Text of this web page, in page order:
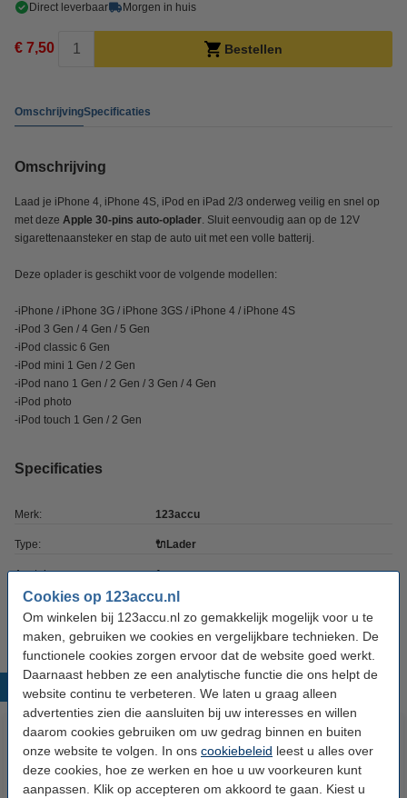
Cookies op 123accu.nl
Om winkelen bij 123accu.nl zo gemakkelijk mogelijk voor u te
maken, gebruiken we cookies en vergelijkbare technieken. De
functionele cookies zorgen ervoor dat de website goed werkt.
Daarnaast hebben ze een analytische functie die ons helpt de
website continu te verbeteren. We laten u graag alleen
advertenties zien die aansluiten bij uw interesses en willen
daarom cookies gebruiken om uw gedrag binnen en buiten
onze website te volgen. In ons cookiebeleid leest u alles over
deze cookies, hoe ze werken en hoe u uw voorkeuren kunt
aanpassen. Klik op accepteren om akkoord te gaan. Kiest u
Direct leverbaar Morgen in huis
€ 7,50 Bestellen
OmschrijvingSpecificaties
Omschrijving
Laad je iPhone 4, iPhone 4S, iPod en iPad 2/3 onderweg veilig en snel op
met deze Apple 30-pins auto-oplader. Sluit eenvoudig aan op de 12V
sigarettenaansteker en stap de auto uit met een volle batterij.
Deze oplader is geschikt voor de volgende modellen:
-iPhone / iPhone 3G / iPhone 3GS / iPhone 4 / iPhone 4S
-iPod 3 Gen / 4 Gen / 5 Gen
-iPod classic 6 Gen
-iPod mini 1 Gen / 2 Gen
-iPod nano 1 Gen / 2 Gen / 3 Gen / 4 Gen
-iPod photo
-iPod touch 1 Gen / 2 Gen
Specificaties
Merk: 123accu
Type: 🔌Lader
Aantal: 1
Extra info: Uw oude apparaat
Populaire producten